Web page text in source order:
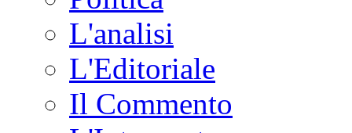
L'analisi
L'Editoriale
Il Commento